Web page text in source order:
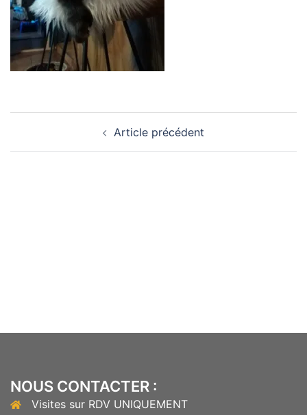
Article précédent
NOUS CONTACTER :
Visites sur RDV UNIQUEMENT